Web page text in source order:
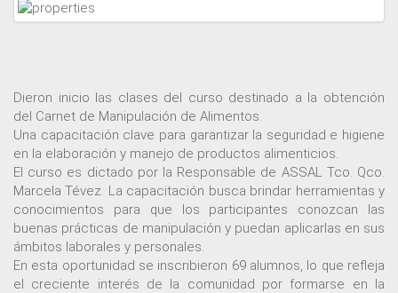
Dieron inicio las clases del curso destinado a la obtención
del Carnet de Manipulación de Alimentos.
Una capacitación clave para garantizar la seguridad e higiene
en la elaboración y manejo de productos alimenticios.
El curso es dictado por la Responsable de ASSAL Tco. Qco.
Marcela Tévez. La capacitación busca brindar herramientas y
conocimientos para que los participantes conozcan las
buenas prácticas de manipulación y puedan aplicarlas en sus
ámbitos laborales y personales.
En esta oportunidad se inscribieron 69 alumnos, lo que refleja
el creciente interés de la comunidad por formarse en la